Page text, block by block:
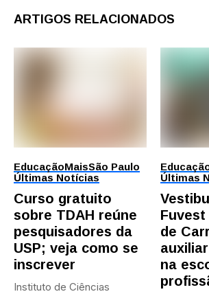
ARTIGOS RELACIONADOS
EducaçãoMaisSão Paulo
Últimas Notícias
Curso gratuito
sobre TDAH reúne
pesquisadores da
USP; veja como se
inscrever
Instituto de Ciências
Últimas
Fuvest
de
na